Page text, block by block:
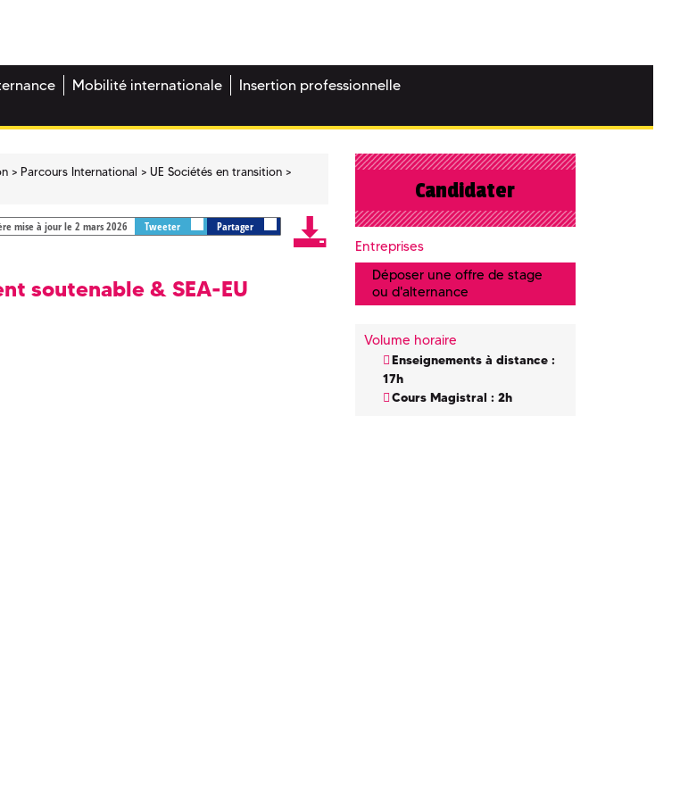
Mobilité internationale
Insertion professionnelle
Parcours International
UE Sociétés en transition
mise à jour le 2 mars 2026 Tweeter Partager
soutenable & SEA-EU
Candidater
Entreprises
Déposer une offre de stage
ou d'alternance
Volume horaire
Enseignements à distance :
17h
Cours Magistral : 2h